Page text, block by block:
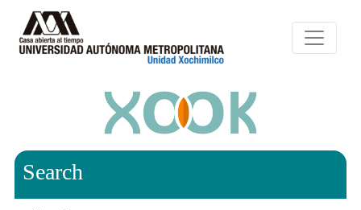
Search